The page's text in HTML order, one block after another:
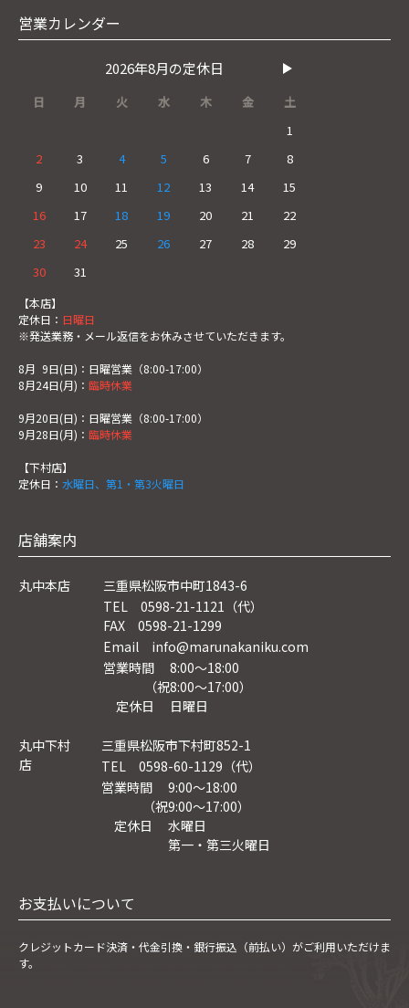
営業カレンダー
2026年8月の定休日
日 月 火 水 木 金
土
1
2
3 4 5 6 7
8
9
10 11 12 13 14
15
16
17 18 19 20 21
22
23
24 25 26 27 28
29
30
31
【本店】
定休日： 日曜日
※発送業務・メール返信をお休みさせていただきます。
8月 9日(日)：日曜営業（8:00-17:00）
8月24日(月)： 臨時休業
9月20日(日)：日曜営業（8:00-17:00）
9月28日(月)： 臨時休業
【下村店】
定休日： 水曜日、第1・第3火曜日
店舗案内
丸中本店
三重県松阪市中町1843-6
TEL 0598-21-1121（代）
FAX 0598-21-1299
Email info@marunakaniku.com
営業時間 8:00～18:00
（祝8:00〜17:00）
定休日 日曜日
丸中下村
店
三重県松阪市下村町852-1
TEL 0598-60-1129（代）
営業時間 9:00～18:00
（祝9:00〜17:00）
定休日 水曜日
第一・第三火曜日
お支払いについて
クレジットカード決済・ 代金引換・銀行振込（前払い）がご利用いただけま
す。